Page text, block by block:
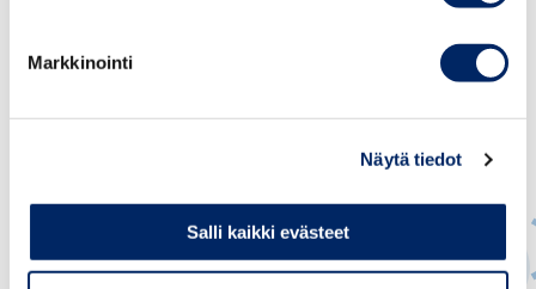
Markkinointi
Näytä tiedot
Salli kaikki evästeet